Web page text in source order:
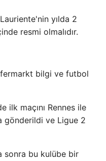
yılda 2
resmi olmalıdır.
ilk maçını Rennes ile
gönderildi ve Ligue 2
sonra bu kulübe bir